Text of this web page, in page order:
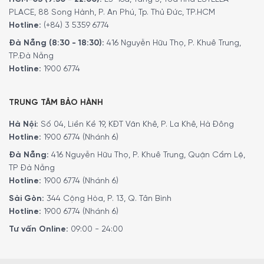
Máy hút mùi Siemens LC77BHM50 được trang bị bảng
điều khiển cảm ứng touchControl
PLACE, 88 Song Hành, P. An Phú, Tp. Thủ Đức, TP.HCM
Hotline: (+84) 3 5359 6774
Đà Nẵng (8:30 - 18:30): 416 Nguyễn Hữu Thọ, P. Khuê Trung,
TP.Đà Nẵng
Hotline: 1900 6774
TRUNG TÂM BẢO HÀNH
Hà Nội: Số 04, Liền Kề 19, KĐT Văn Khê, P. La Khê, Hà Đông
Hotline: 1900 6774 (Nhánh 6)
Đà Nẵng: 416 Nguyễn Hữu Thọ, P. Khuê Trung, Quận Cẩm Lệ,
TP Đà Nẵng
Hotline: 1900 6774 (Nhánh 6)
Sài Gòn: 344 Cộng Hòa, P. 13, Q. Tân Bình
Hotline: 1900 6774 (Nhánh 6)
Tư vấn Online: 09:00 - 24:00